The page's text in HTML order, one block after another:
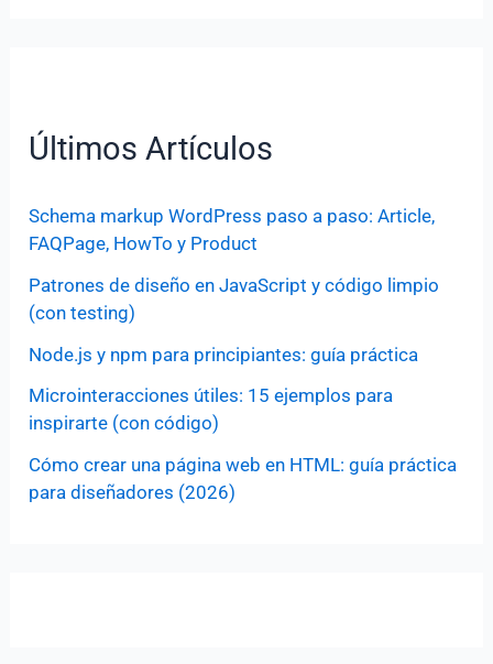
Últimos Artículos
Schema markup WordPress paso a paso: Article,
FAQPage, HowTo y Product
Patrones de diseño en JavaScript y código limpio
(con testing)
Node.js y npm para principiantes: guía práctica
Microinteracciones útiles: 15 ejemplos para
inspirarte (con código)
Cómo crear una página web en HTML: guía práctica
para diseñadores (2026)